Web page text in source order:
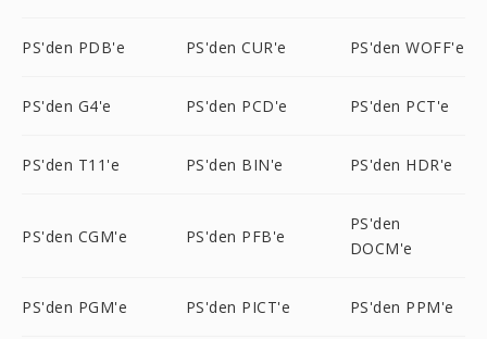
PS'den PDB'e PS'den CUR'e PS'den WOFF'e
PS'den G4'e PS'den PCD'e PS'den PCT'e
PS'den T11'e PS'den BIN'e PS'den HDR'e
PS'den CGM'e PS'den PFB'e
PS'den
DOCM'e
PS'den PGM'e PS'den PICT'e PS'den PPM'e